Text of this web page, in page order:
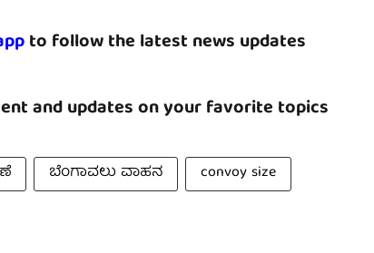
to follow the latest news updates
and updates on your favorite topics
ಬೆಂಗಾವಲು ವಾಹನ
convoy size